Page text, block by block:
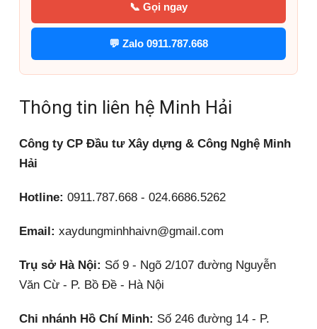
📞 Gọi ngay
💬 Zalo 0911.787.668
Thông tin liên hệ Minh Hải
Công ty CP Đầu tư Xây dựng & Công Nghệ Minh
Hải
Hotline: 0911.787.668 - 024.6686.5262
Email: xaydungminhhaivn@gmail.com
Trụ sở Hà Nội: Số 9 - Ngõ 2/107 đường Nguyễn
Văn Cừ - P. Bồ Đề - Hà Nội
Chi nhánh Hồ Chí Minh: Số 246 đường 14 - P.